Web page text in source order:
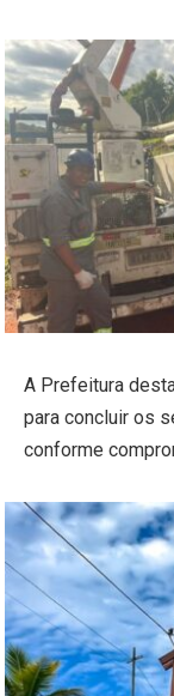
A Prefeitura
para concluir os
conforme